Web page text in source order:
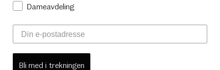
Dameavdeling
Bli med i trekningen